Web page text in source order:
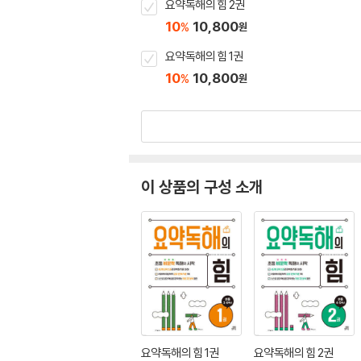
요약독해의 힘 2권
10% 10,800원
요약독해의 힘 1권
10% 10,800원
이 상품의 구성 소개
요약독해의 힘 1권 요약독해의 힘 2권